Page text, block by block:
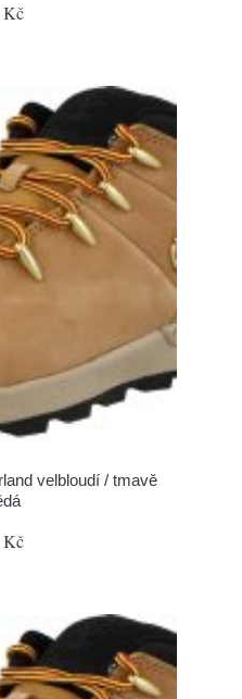
Kč
velbloudí / tmavě
Kč